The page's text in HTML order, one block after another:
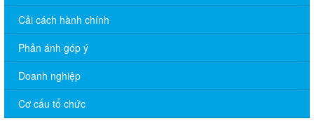
Cải cách hành chính
Phản ánh góp ý
Doanh nghiệp
Cơ cấu tổ chức